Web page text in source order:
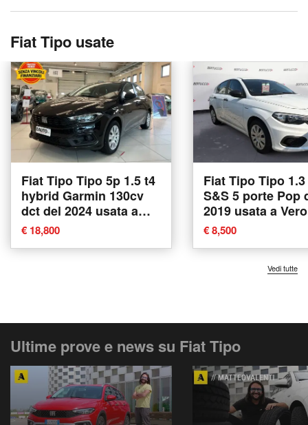
Fiat Tipo usate
Fiat Tipo Tipo 5p 1.5 t4
hybrid Garmin 130cv
dct del 2024 usata a
Montagna in Valtellina
€ 18,800
Fiat Tipo Tipo
S&S 5 porte Pop
2019 usata a
€ 8,500
Vedi tutte
Ultime prove e news su Fiat Tipo